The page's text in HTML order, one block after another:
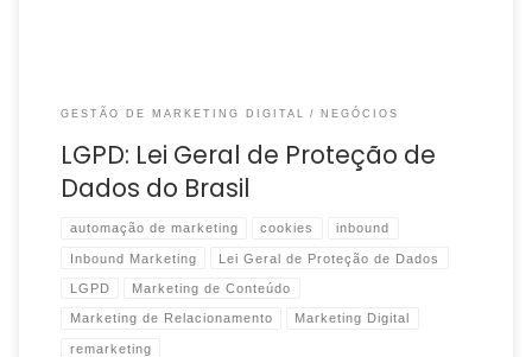
GESTÃO DE MARKETING DIGITAL NEGÓCIOS
LGPD: Lei Geral de Proteção de
Dados do Brasil
automação de marketing cookies inbound
Inbound Marketing Lei Geral de Proteção de Dados
LGPD Marketing de Conteúdo
Marketing de Relacionamento Marketing Digital
remarketing